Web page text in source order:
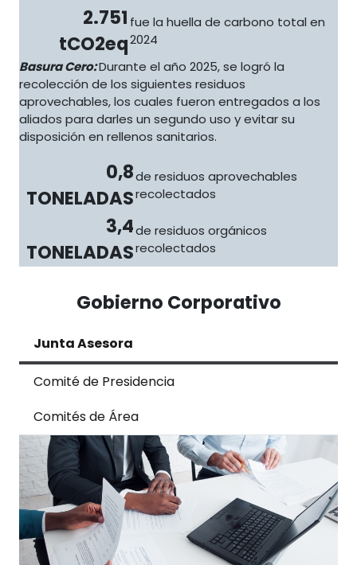
2.751
tCO2eq
fue la huella de carbono total en
2024
Basura Cero:Durante el año 2025, se logró la
recolección de los siguientes residuos
aprovechables, los cuales fueron entregados a los
aliados para darles un segundo uso y evitar su
disposición en rellenos sanitarios.
0,8
TONELADAS
de residuos aprovechables
recolectados
3,4
TONELADAS
de residuos orgánicos
recolectados
Gobierno Corporativo
Junta Asesora
Comité de Presidencia
Comités de Área